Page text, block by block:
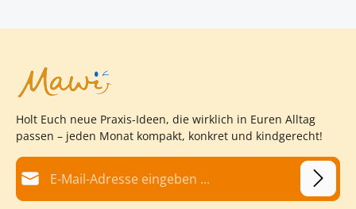
Holt Euch neue Praxis-Ideen, die wirklich in Euren Alltag
passen – jeden Monat kompakt, konkret und kindgerecht!
E-Mail-Adresse*